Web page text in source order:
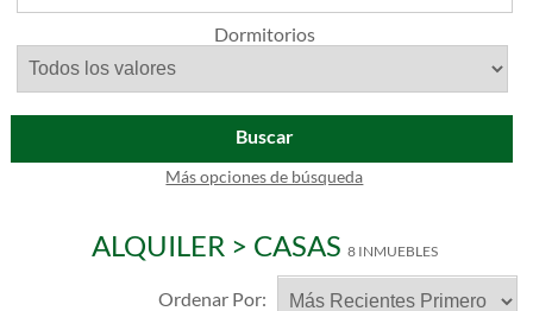
Dormitorios
Buscar
Más opciones de búsqueda
ALQUILER > CASAS 8 INMUEBLES
Ordenar Por: